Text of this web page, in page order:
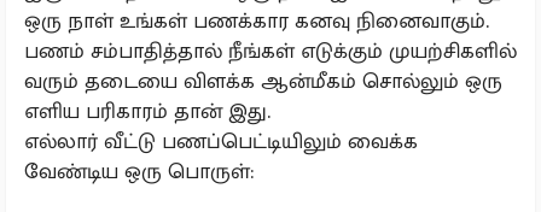
ஒரு நாள் உங்கள் பணக்கார கனவு நினைவாகும்.
பணம் சம்பாதித்தால் நீங்கள் எடுக்கும் முயற்சிகளில்
வரும் தடையை விளக்க ஆன்மீகம் சொல்லும் ஒரு
எளிய பரிகாரம் தான் இது.
எல்லார் வீட்டு பணப்பெட்டியிலும் வைக்க
வேண்டிய ஒரு பொருள்: